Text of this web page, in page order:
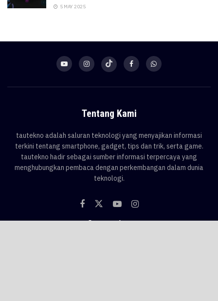
5 MAY 2025
Tentang Kami
tautekno adalah saluran teknologi yang menyajikan informasi
terkini tentang smartphone, gadget, tips dan trik, serta game.
tautekno hadir sebagai sumber informasi terpercaya yang
menghubungkan pembaca dengan perkembangan dalam dunia
teknologi.
Categories